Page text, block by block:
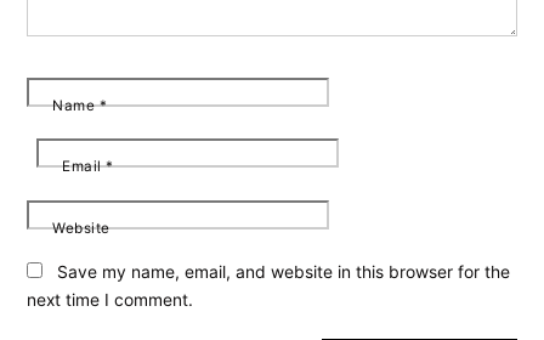
Name*
Email*
Website
Save my name, email, and website in this browser for the
next time I comment.